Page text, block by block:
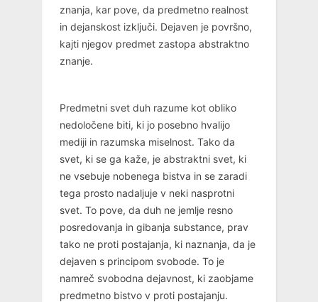
znanja, kar pove, da predmetno realnost
in dejanskost izključi. Dejaven je površno,
kajti njegov predmet zastopa abstraktno
znanje.
Predmetni svet duh razume kot obliko
nedoločene biti, ki jo posebno hvalijo
mediji in razumska miselnost. Tako da
svet, ki se ga kaže, je abstraktni svet, ki
ne vsebuje nobenega bistva in se zaradi
tega prosto nadaljuje v neki nasprotni
svet. To pove, da duh ne jemlje resno
posredovanja in gibanja substance, prav
tako ne proti postajanja, ki naznanja, da je
dejaven s principom svobode. To je
namreč svobodna dejavnost, ki zaobjame
predmetno bistvo v proti postajanju.